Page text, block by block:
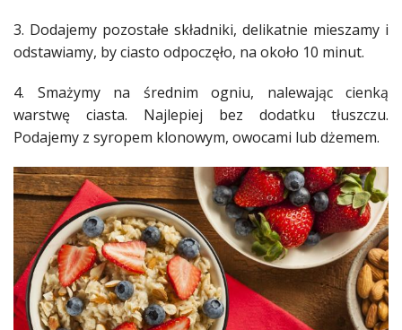
3. Dodajemy pozostałe składniki, delikatnie mieszamy i
odstawiamy, byciasto odpoczęło, na około 10 minut.
4. Smażymy na średnim ogniu, nalewając cienką
warstwę ciasta. Najlepiej bez dodatku tłuszczu.
Podajemy z syropem klonowym, owocami lub dżemem.